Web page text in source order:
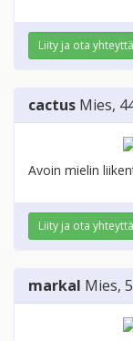
Liity ja ota yhteyttä
cactus Mies,
Avoin mielin
Liity ja ota yhteyttä
markal Mies,